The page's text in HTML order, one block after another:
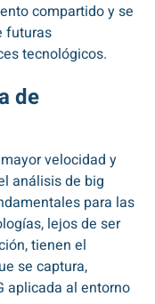
compartido y se
futuras
tecnológicos.
de
velocidad y
análisis de big
para las
lejos de ser
tienen el
se captura,
aplicada al entorno